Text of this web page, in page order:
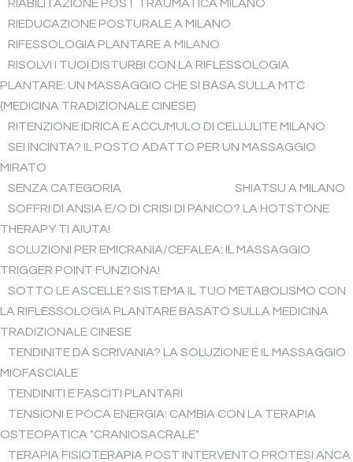
RIABILITAZIONE POST TRAUMATICA MILANO
RIEDUCAZIONE POSTURALE A MILANO
RIFESSOLOGIA PLANTARE A MILANO
RISOLVI I TUOI DISTURBI CON LA RIFLESSOLOGIA
PLANTARE: UN MASSAGGIO CHE SI BASA SULLA MTC
(MEDICINA TRADIZIONALE CINESE)
RITENZIONE IDRICA E ACCUMULO DI CELLULITE MILANO
SEI INCINTA? IL POSTO ADATTO PER UN MASSAGGIO
MIRATO
SENZA CATEGORIA
SHIATSU A MILANO
SOFFRI DI ANSIA E/O DI CRISI DI PANICO? LA HOTSTONE
THERAPY TI AIUTA!
SOLUZIONI PER EMICRANIA/CEFALEA: IL MASSAGGIO
TRIGGER POINT FUNZIONA!
SOTTO LE ASCELLE? SISTEMA IL TUO METABOLISMO CON
LA RIFLESSOLOGIA PLANTARE BASATO SULLA MEDICINA
TRADIZIONALE CINESE
TENDINITE DA SCRIVANIA? LA SOLUZIONE É IL MASSAGGIO
MIOFASCIALE
TENDINITI E FASCITI PLANTARI
TENSIONI E POCA ENERGIA: CAMBIA CON LA TERAPIA
OSTEOPATICA "CRANIOSACRALE"
TERAPIA FISIOTERAPIA POST INTERVENTO PROTESI ANCA